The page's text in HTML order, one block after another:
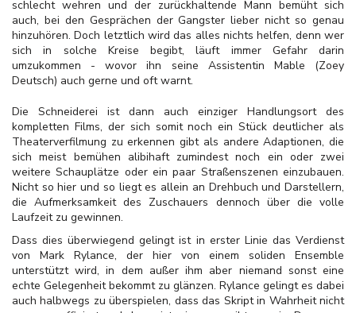
schlecht wehren und der zurückhaltende Mann bemüht sich
auch, bei den Gesprächen der Gangster lieber nicht so genau
hinzuhören. Doch letztlich wird das alles nichts helfen, denn wer
sich in solche Kreise begibt, läuft immer Gefahr darin
umzukommen - wovor ihn seine Assistentin Mable (Zoey
Deutsch) auch gerne und oft warnt.
Die Schneiderei ist dann auch einziger Handlungsort des
kompletten Films, der sich somit noch ein Stück deutlicher als
Theaterverfilmung zu erkennen gibt als andere Adaptionen, die
sich meist bemühen alibihaft zumindest noch ein oder zwei
weitere Schauplätze oder ein paar Straßenszenen einzubauen.
Nicht so hier und so liegt es allein an Drehbuch und Darstellern,
die Aufmerksamkeit des Zuschauers dennoch über die volle
Laufzeit zu gewinnen.
Dass dies überwiegend gelingt ist in erster Linie das Verdienst
von Mark Rylance, der hier von einem soliden Ensemble
unterstützt wird, in dem außer ihm aber niemand sonst eine
echte Gelegenheit bekommt zu glänzen. Rylance gelingt es dabei
auch halbwegs zu überspielen, dass das Skript in Wahrheit nicht